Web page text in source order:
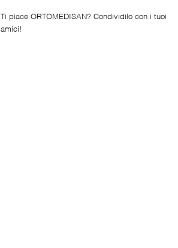
Ti piace ORTOMEDISAN? Condividilo con i tuoi
amici!